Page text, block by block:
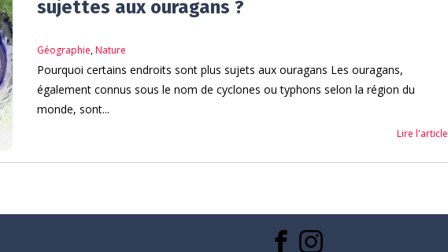
sujettes aux ouragans ?
Géographie,Nature
Pourquoi certains endroits sont plus sujets aux ouragans Les ouragans,
également connus sous le nom de cyclones ou typhons selon la région du
monde, sont...
Lire l'article